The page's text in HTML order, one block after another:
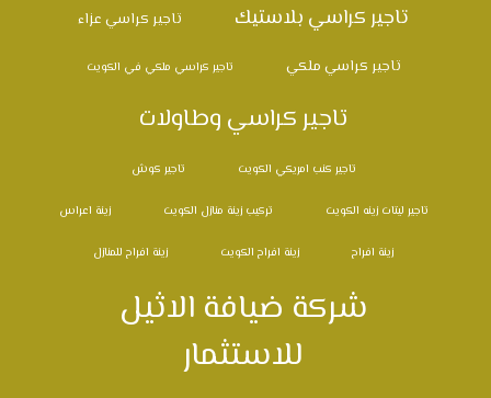
تاجير كراسي بلاستيك تاجير كراسي عزاء
تاجير كراسي ملكي تاجير كراسي ملكي في الكويت
تاجير كراسي وطاولات
تاجير كنب امريكي الكويت تاجير كوش
تاجير ليتات زينه الكويت تركيب زينة منازل الكويت زينة اعراس
زينة افراح زينة افراح الكويت زينة افراح للمنازل
شركة ضيافة الاثيل
للاستثمار